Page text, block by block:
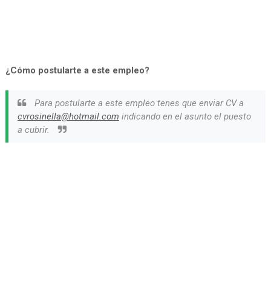
¿Cómo postularte a este empleo?
Para postularte a este empleo tenes que enviar CV a
cvrosinella@hotmail.com indicando en el asunto el puesto
a cubrir.